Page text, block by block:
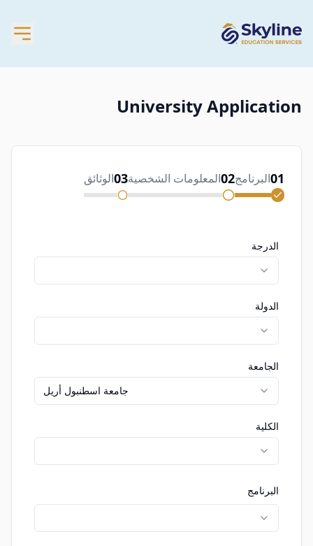
University Application
01البرنامج02المعلومات الشخصية03الوثائق
الدرجة
الدولة
الجامعة
جامعة اسطنبول أريل
الكلية
البرنامج